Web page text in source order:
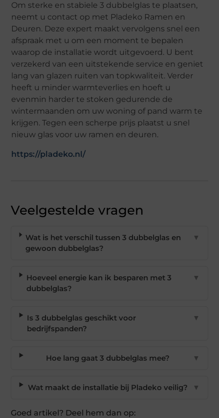
Om sterke en stabiele 3 dubbelglas te plaatsen,
neemt u contact op met Pladeko Ramen en
Deuren. Deze expert maakt vervolgens snel een
afspraak met u om een moment te bepalen
waarop de installatie wordt uitgevoerd. U bent
verzekerd van een uitstekende service en geniet
lang van glazen ruiten van topkwaliteit. Verder
heeft u minder warmteverlies en hoeft u
evenmin harder te stoken gedurende de
wintermaanden om uw woning of pand warm te
krijgen. Tegen een scherpe prijs plaatst u snel
nieuw glas voor uw ramen en deuren.
https://pladeko.nl/
Veelgestelde vragen
Wat is het verschil tussen 3 dubbelglas en
gewoon dubbelglas?
▼
Hoeveel energie kan ik besparen met 3
dubbelglas?
▼
Is 3 dubbelglas geschikt voor
bedrijfspanden?
▼
Hoe lang gaat 3 dubbelglas mee? ▼
Wat maakt de installatie bij Pladeko veilig? ▼
Goed artikel? Deel hem dan op: